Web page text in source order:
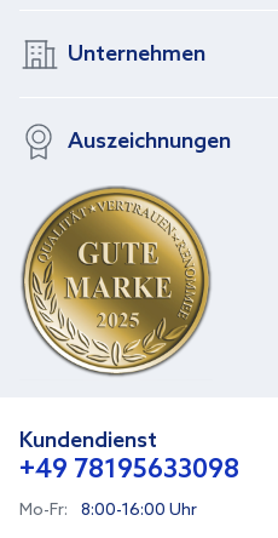
Unternehmen
Auszeichnungen
Kundendienst
+49 78195633098
Mo-Fr: 8:00-16:00 Uhr